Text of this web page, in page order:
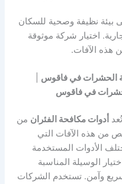
نظيفة وصحية للسكان
اختيار شركة موثوقة
هذه الآفات.
الحشرات في فاقوس
حشرات في فاقوس
تُعد أدوات مكافحة الفئران من
من هذه الآفات التي
الأدوات المستخدمة
الوسيلة المناسبة
وآمن. تستخدم الشركات